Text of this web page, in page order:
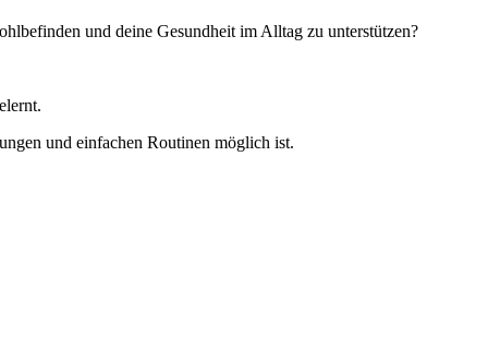
und deine Gesundheit im Alltag zu unterstützen?
und einfachen Routinen möglich ist.